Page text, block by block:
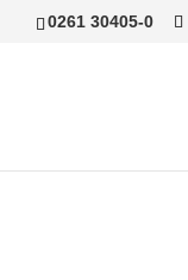
0261 30405-0